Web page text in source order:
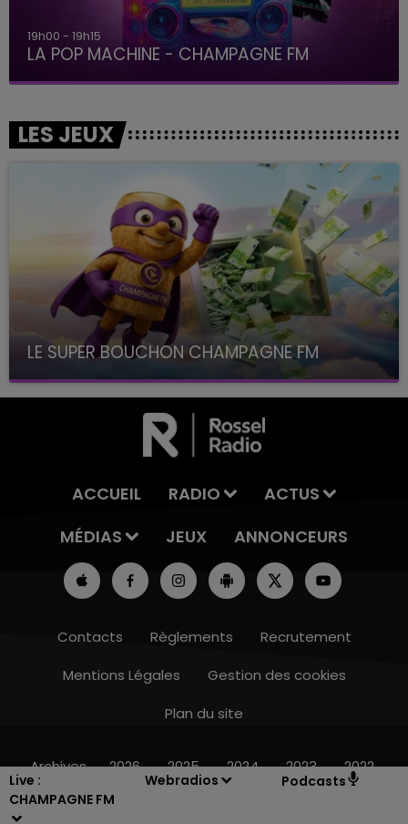
Live :
CHAMPAGNE FM
Webradios Podcasts
19h00 - 19h15
19h00 - 19h15
LA POP MACHINE - CHAMPAGNE FM
LES JEUX
LE SUPER BOUCHON CHAMPAGNE FM
avec La Famille Champagne FM, à 8H10
ACCUEIL RADIO
ACTUS
MÉDIAS
JEUX ANNONCEURS
Contacts Règlements
Recrutement
Mentions Légales
Gestion des cookies
Plan du site
Archives 2026 2025 2024 2023 2022